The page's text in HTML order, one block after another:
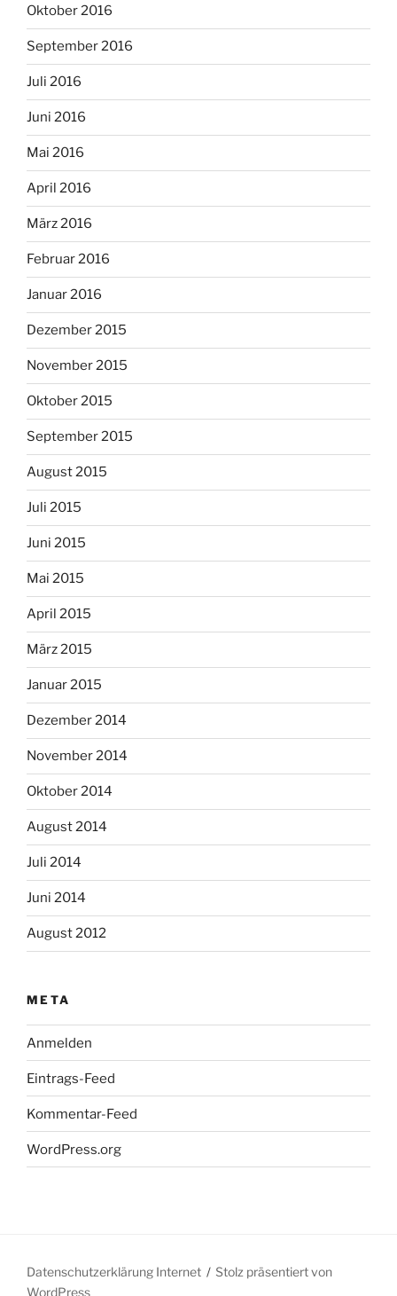
Oktober 2016
September 2016
Juli 2016
Juni 2016
Mai 2016
April 2016
März 2016
Februar 2016
Januar 2016
Dezember 2015
November 2015
Oktober 2015
September 2015
August 2015
Juli 2015
Juni 2015
Mai 2015
April 2015
März 2015
Januar 2015
Dezember 2014
November 2014
Oktober 2014
August 2014
Juli 2014
Juni 2014
August 2012
META
Anmelden
Eintrags-Feed
Kommentar-Feed
WordPress.org
Datenschutzerklärung Internet
Stolz präsentiert von
WordPress